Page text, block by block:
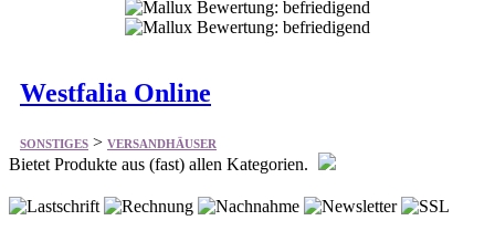
Westfalia Online
SONSTIGES>VERSANDHÄUSER
Bietet Produkte aus (fast) allen Kategorien.
Werkzeug Technica Haushalt Gesundheit Textil
AgriShop Garten Akkus/Batterien Autozubehör